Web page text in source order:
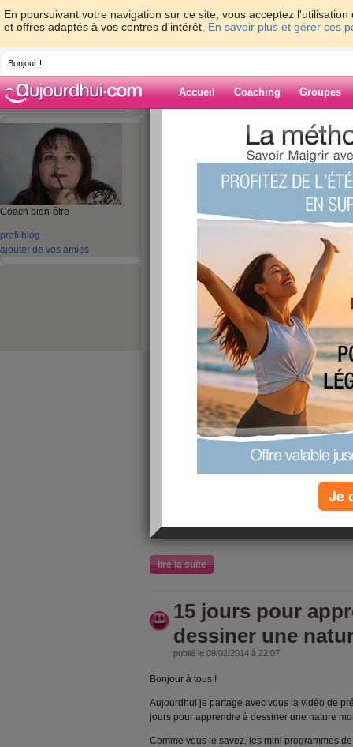
En poursuivant votre navigation sur ce site, vous acceptez
et offres adaptés à vos centres d'intérêt. En savoir plus et gérer ces
Bonjour !
Accueil Coaching Groupes
Coach bien-être
profil blog
ajouter de vos amies
> CarolineDevilliers
Blog de
‹ Préc. 1 2 3 4 5
Nature morte
publié le 18/02/2014 à 20:58
aujourd'hui dans la seconde session nous
En effet, avant d'entamer le vif du sujet, il est
son sujet d'étude et de bien le définir, puis
Qu'est-ce qu'une nature morte ?
Ce terme désigne un sujet constitué d'objets
des fleurs, toutes sortes d'objets et même des
Dès l'Ant
lire la suite
15 jours pour
dessiner une
publié le 09/02/2014 à 22:07
Bonjour à tous !
Aujourdhui je partage avec vous la vidéo de
jours pour apprendre à dessiner une nature
Comme vous le savez, les mini programmes
Je